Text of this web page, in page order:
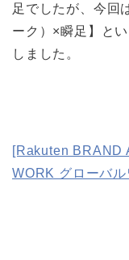
足でしたが、今回
ーク）×瞬足】と
しました。
[Rakuten BRAND
WORK グローバル